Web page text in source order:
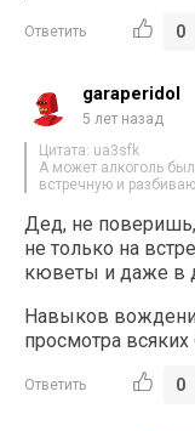
Ответить 0
garaperidol
5 лет назад
Цитата: ua3sfk
А может алкоголь
встречную и
Дед, не
не только на
кюветы и даже в
Навыков
просмотра
Ответить 0